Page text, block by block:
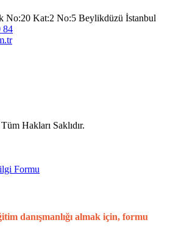
No:20 Kat:2 No:5 Beylikdüzü İstanbul
84
Hakları Saklıdır.
Formu
danışmanlığı almak için, formu